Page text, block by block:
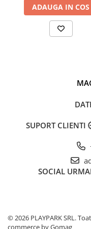
ADAUGA IN COS
SUPORT CLIENTI
SOCIAL
© 2026 PLAYPARK SRL.
commerce by Gomag